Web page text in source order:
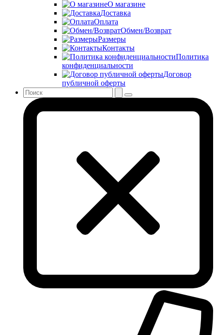
О магазине
Доставка
Оплата
Обмен/Возврат
Размеры
Контакты
Политика
конфиденциальности
Договор
публичной оферты